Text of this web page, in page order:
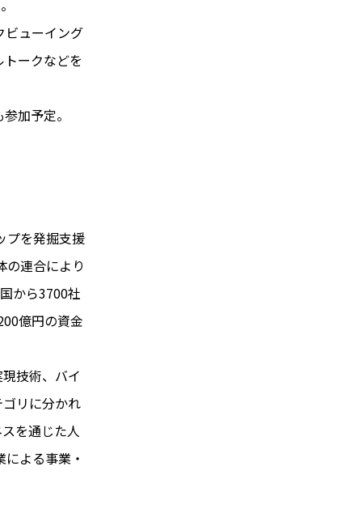
ビューイング
ークなどを
加予定。
プを発掘支援
の連合により
から3700社
億円の資金
技術、バイ
リに分かれ
を通じた人
よる事業・